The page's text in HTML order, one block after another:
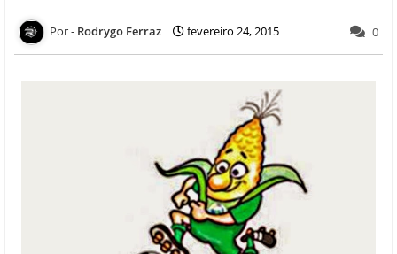
Rodrygo Ferraz fevereiro 24, 2015 0